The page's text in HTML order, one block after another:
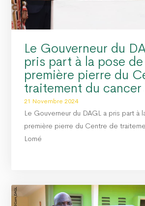
Le Gouverneur du
pris part à la pose
première pierre du
traitement du cancer
21 Novembre 2024
Le Gouverneur du DAGL a pris part à
première pierre du Centre de
Lomé